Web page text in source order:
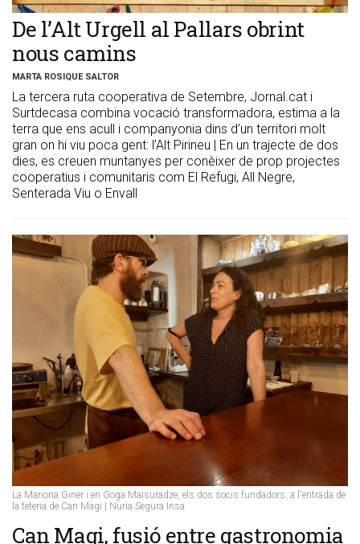
De l’Alt Urgell al Pallars obrint
nous camins
MARTA ROSIQUE SALTOR
La tercera ruta cooperativa de Setembre, Jornal.cat i
Surtdecasa combina vocació transformadora, estima a la
terra que ens acull i companyonia dins d’un territori molt
gran on hi viu poca gent: l’Alt Pirineu | En un trajecte de dos
dies, es creuen muntanyes per conèixer de prop projectes
cooperatius i comunitaris com El Refugi, All Negre,
Senterada Viu o Envall
La Mariona Giner i en Goga Maisuradze, els dos socis fundadors, a l'entrada de
la teteria de Can Magi | Núria Segura Insa
Can Magi, fusió entre gastronomia